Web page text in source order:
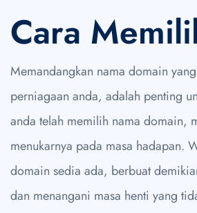
Cara
Memandangkan nama domain
perniagaan anda, adalah penting
anda telah memilih nama domain,
menukarnya pada masa hadapan.
domain sedia ada, berbuat
dan menangani masa henti yang